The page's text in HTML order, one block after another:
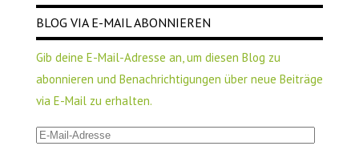
BLOG VIA E-MAIL ABONNIEREN
Gib deine E-Mail-Adresse an, um diesen Blog zu
abonnieren und Benachrichtigungen über neue Beiträge
via E-Mail zu erhalten.
E-